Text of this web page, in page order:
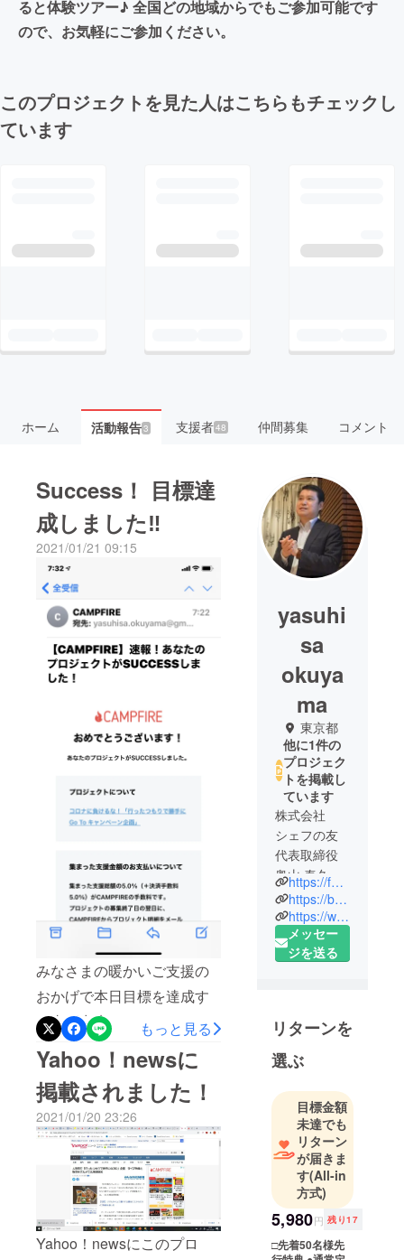
ると体験ツアー♪ 全国どの地域からでもご参加可能です
ので、お気軽にご参加ください。
このプロジェクトを見た人はこちらもチェックし
ています
ホーム 活動報告3 支援者48 仲間募集 コメント
Success！ 目標達
成しました‼
2021/01/21 09:15
みなさまの暖かいご支援の
おかげで本日目標を達成す
る事が出来ました！ありが
とうございます。
もっと見る
Yahoo！newsに
掲載されました！
2021/01/20 23:26
Yahoo！newsにこのプロ
yasuhi
sa
okuya
ma
東京都
他に1件の
プロジェク
トを掲載し
ています
株式会社
シェフの友
代表取締役
奥山 泰久
住宅デベ
ロッパーの
家業を経てIT
裕層専門の
コンサル
ティング会
社を
立ち上げ、
「JCB THE
CLASS」
「六本木
ミッド
タウンレジ
デンス」
「ルイ13世
https://festadinapoli.com/
https://bma33.com/talkshow_2_1.html
https://www.makuake.com/project/lemieux/
メッセー
ジを送る
リターンを
選ぶ
目標金額
未達でも
リターン
が届きま
す(All-in
方式)
5,980円 残り17
□先着50名様先